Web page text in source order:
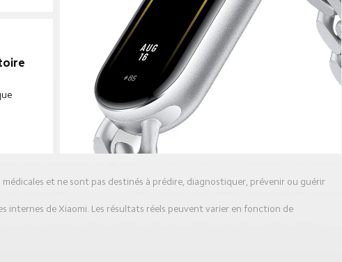
et ne sont pas destinés à prédire, diagnostiquer, prévenir ou guérir
internes de Xiaomi. Les résultats réels peuvent varier en fonction de